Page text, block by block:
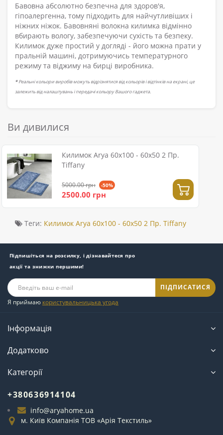
Бавовна абсолютно безпечна для здоров'я,
гіпоалергенна, тому підходить для найчутливіших і
ніжних ніжок. Бавовняні волокна килимка відмінно
вбирають вологу, забезпечуючи сухість та безпеку.
Килимок дуже простий у догляді - його можна прати у
пральній машині, дотримуючись температурного
режиму та віджиму на бирці виробника.
*Реальні кольори виробів можуть відрізнятися від кольорів і відтінків на екрані, це
залежить від налаштувань і передачі кольору Вашого гаджета.
Ви дивилися
Килимок Arya 60x100 - 60x50 2 Пр.
Tiffany
5000.00 грн -50%
2500.00 грн
Теги: Килимок Arya 60x100 - 60x50 2 Пр. Tiffany
Підпишіться на розсилку, і дізнавайтеся про
акції та знижки першими!
ПІДПИСАТИСЯ
Я приймаю користувальницька угода
Інформація
Додатково
Категорії
+380636914104
info@aryahome.ua
м. Київ Компанія ТОВ «Арія Текстиль»